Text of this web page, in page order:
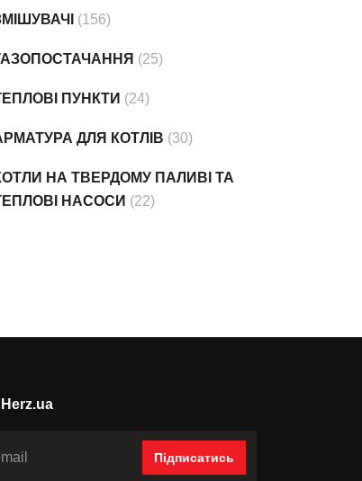
(156)
(25)
ПУНКТИ (24)
ДЛЯ КОТЛІВ (30)
НА ТВЕРДОМУ ПАЛИВІ ТА
НАСОСИ (22)
Підписатись